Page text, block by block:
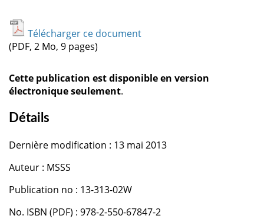
Télécharger ce document
(PDF, 2 Mo, 9 pages)
Cette publication est disponible en version
électronique seulement.
Détails
Dernière modification : 13 mai 2013
Auteur : MSSS
Publication no : 13-313-02W
No. ISBN (PDF) : 978-2-550-67847-2